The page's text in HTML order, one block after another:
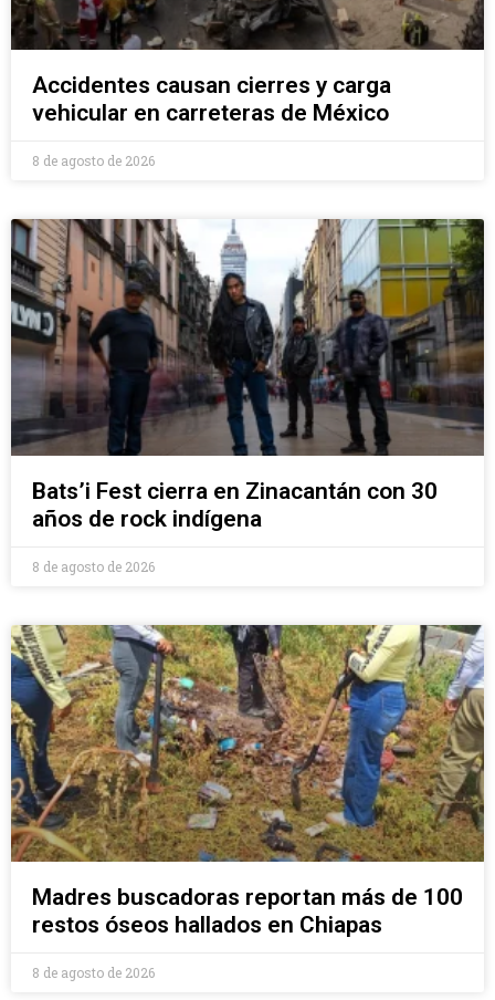
Accidentes causan cierres y carga
vehicular en carreteras de México
8 de agosto de 2026
Bats’i Fest cierra en Zinacantán con 30
años de rock indígena
8 de agosto de 2026
Madres buscadoras reportan más de 100
restos óseos hallados en Chiapas
8 de agosto de 2026